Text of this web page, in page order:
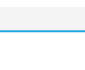
お知らせ